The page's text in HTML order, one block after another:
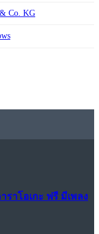
Co. KG
ราโอเกะ ฟรี มีเพลง